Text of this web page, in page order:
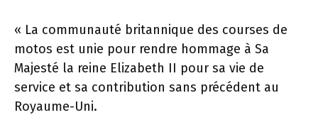
« La communauté britannique des courses de
motos est unie pour rendre hommage à Sa
Majesté la reine Elizabeth II pour sa vie de
service et sa contribution sans précédent au
Royaume-Uni.